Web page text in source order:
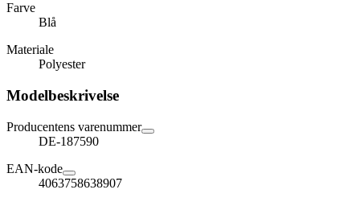
Farve
Blå
Materiale
Polyester
Modelbeskrivelse
Producentens varenummer
DE-187590
EAN-kode
4063758638907